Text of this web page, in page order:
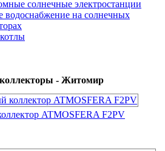
солнечные электростанции
водоснабжение на солнечных
- Житомир
ATMOSFERA F2PV